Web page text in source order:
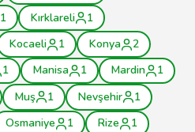
1 Kırklareli
1
Kocaeli 1 Konya
2
1 Manisa 1 Mardin
1
Muş 1 Nevşehir
1
Osmaniye 1 Rize
1